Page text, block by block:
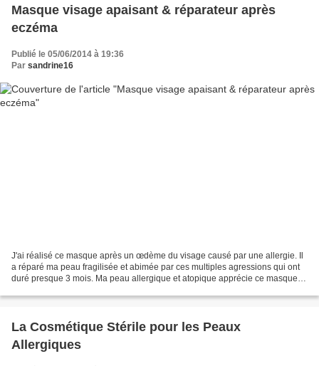
Masque visage apaisant & réparateur après
eczéma
Publié le 05/06/2014 à 19:36
Par sandrine16
J'ai réalisé ce masque après un œdème du visage causé par une allergie. Il
a réparé ma peau fragilisée et abimée par ces multiples agressions qui ont
duré presque 3 mois. Ma peau allergique et atopique apprécie ce masque. Il
La Cosmétique Stérile pour les Peaux
Allergiques